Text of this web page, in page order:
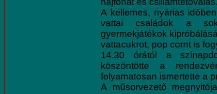
A kellemes, nyárias
vattai családok a
gyermekjátékok
vattacukrot, pop cornt is
14.30 órától a
köszöntötte a
folyamatosan ismertette a
A műsorvezető